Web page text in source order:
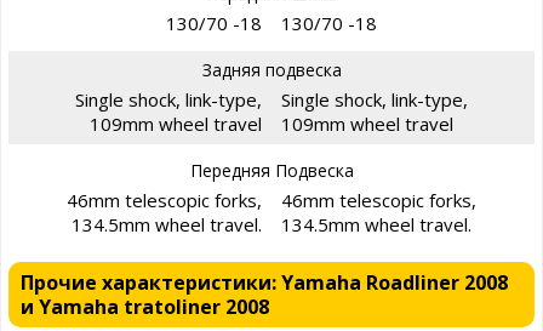
130/70 -18 130/70 -18
Задняя подвеска
Single shock, link-type,
109mm wheel travel
Single shock, link-type,
109mm wheel travel
Передняя Подвеска
46mm telescopic forks,
134.5mm wheel travel.
46mm telescopic forks,
134.5mm wheel travel.
Прочие характеристики: Yamaha Roadliner 2008
и Yamaha tratoliner 2008